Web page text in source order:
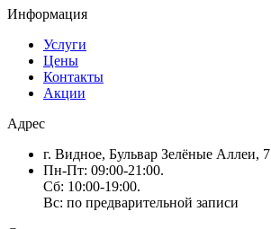
Информация
Услуги
Цены
Контакты
Акции
Адрес
г. Видное, Бульвар Зелёные Аллеи, 7
Пн-Пт: 09:00-21:00.
Сб: 10:00-19:00.
Вс: по предварительной записи